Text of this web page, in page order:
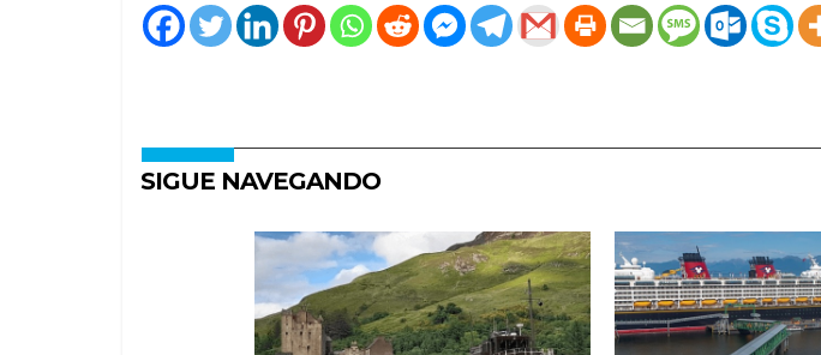
SIGUE NAVEGANDO